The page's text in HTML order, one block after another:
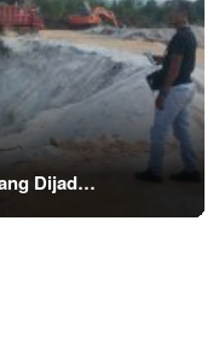
Dijad…